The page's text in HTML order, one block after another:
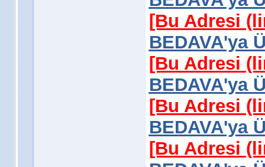
[Bu Adresi
BEDAVA'ya
[Bu Adresi
BEDAVA'ya
[Bu Adresi
BEDAVA'ya
[Bu Adresi